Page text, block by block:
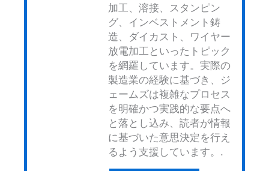
加工、溶接、スタンピン
グ、インベストメント鋳
造、ダイカスト、ワイヤー
放電加工といったトピック
を網羅しています。実際の
製造業の経験に基づき、ジ
ェームズは複雑なプロセス
を明確かつ実践的な要点へ
と落とし込み、読者が情報
に基づいた意思決定を行え
るよう支援しています。.